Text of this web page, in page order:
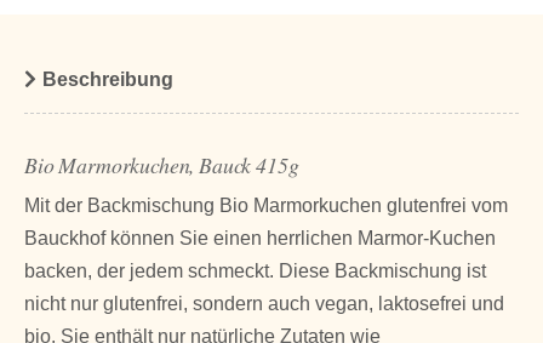
Beschreibung
Bio Marmorkuchen, Bauck 415g
Mit der Backmischung Bio Marmorkuchen glutenfrei vom
Bauckhof können Sie einen herrlichen Marmor-Kuchen
backen, der jedem schmeckt. Diese Backmischung ist
nicht nur glutenfrei, sondern auch vegan, laktosefrei und
bio. Sie enthält nur natürliche Zutaten wie